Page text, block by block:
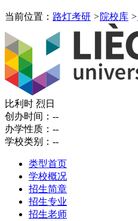
当前位置： 路灯考研 >院校库 >
比利时 烈日
创办时间： --
办学性质： --
学校类别： --
类型首页
学校概况
招生简章
招生专业
招生老师